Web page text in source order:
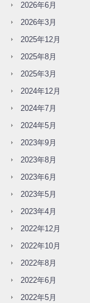
2026年6月
2026年3月
2025年12月
2025年8月
2025年3月
2024年12月
2024年7月
2024年5月
2023年9月
2023年8月
2023年6月
2023年5月
2023年4月
2022年12月
2022年10月
2022年8月
2022年6月
2022年5月